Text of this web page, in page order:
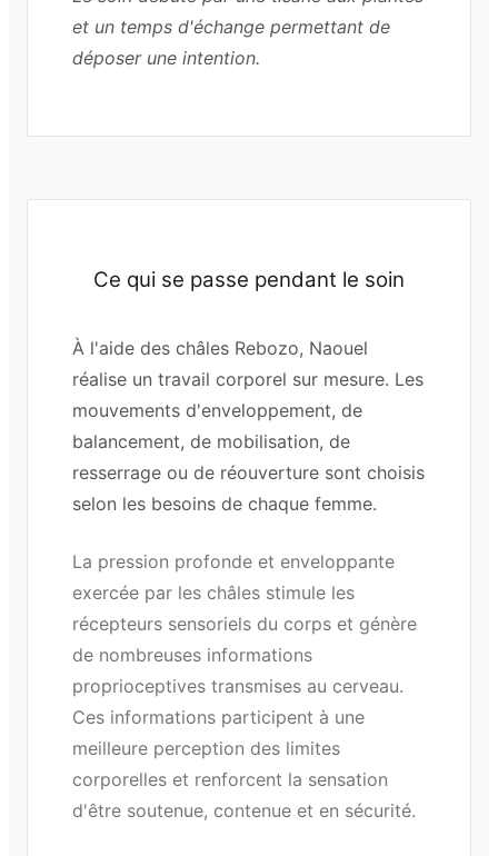
et un temps d'échange permettant de
déposer une intention.
Ce qui se passe pendant le soin
À l'aide des châles Rebozo, Naouel
réalise un travail corporel sur mesure. Les
mouvements d'enveloppement, de
balancement, de mobilisation, de
resserrage ou de réouverture sont choisis
selon les besoins de chaque femme.
La pression profonde et enveloppante
exercée par les châles stimule les
récepteurs sensoriels du corps et génère
de nombreuses informations
proprioceptives transmises au cerveau.
Ces informations participent à une
meilleure perception des limites
corporelles et renforcent la sensation
d'être soutenue, contenue et en sécurité.